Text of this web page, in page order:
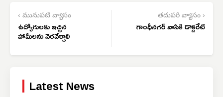
‹ మునుపటి వ్యాసం
ఉద్యోగులకు ఇచ్చిన
హామీలను నెరవేర్చాలి
తదుపరి వ్యాసం ›
గాంధీనగర్ వాసికి డాక్టరేట్
Latest News